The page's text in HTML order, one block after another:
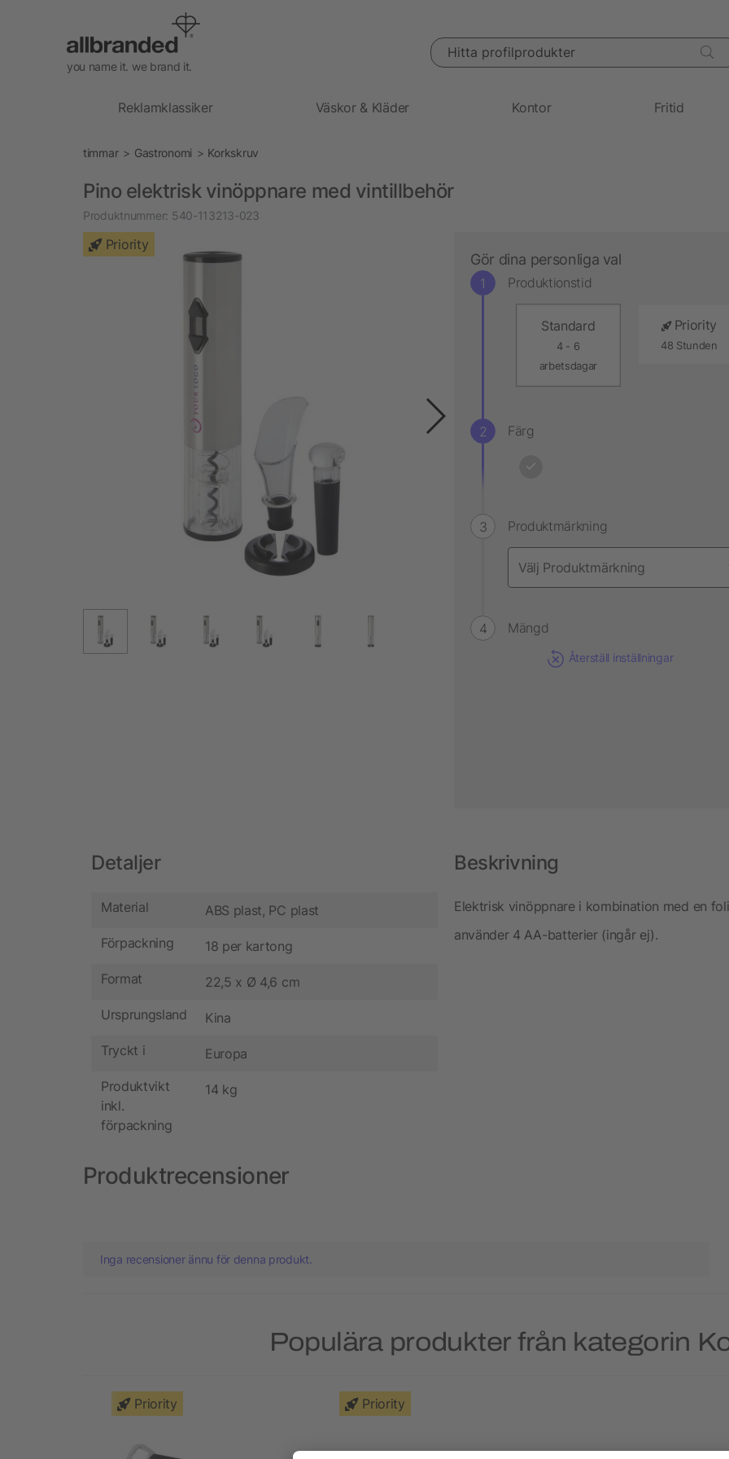
you name it. we brand it.
Hitta profilprodukter
Reklamklassiker Väskor & Kläder Kontor Fritid
timmar Gastronomi Korkskruv
Pino elektrisk vinöppnare med vintillbehör
Produktnummer: 540-113213-023
Priority
Gör dina personliga val
Produktionstid
Standard
4 - 6
arbetsdagar
Priority
48 Stunden
Färg
Produktmärkning
Mängd
Återställ inställningar
Detaljer
Material ABS plast, PC plast
Förpackning 18 per kartong
Format 22,5 x Ø 4,6 cm
Ursprungsland Kina
Tryckt i Europa
Produktvikt
inkl.
förpackning
14 kg
Beskrivning
Elektrisk vinöppnare i kombination med en
använder 4 AA-batterier (ingår ej).
Produktrecensioner
Inga recensioner ännu för denna produkt.
Populära produkter från kategorin
Priority Priority